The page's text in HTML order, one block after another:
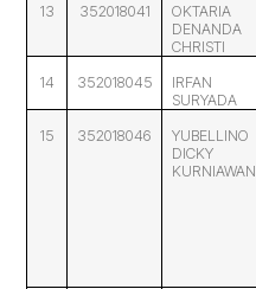
13 352018041
OKTARIA
DENANDA
CHRISTI
14 352018045
IRFAN
SURYADA
15 352018046
YUBELLINO
DICKY
KURNIAWAN